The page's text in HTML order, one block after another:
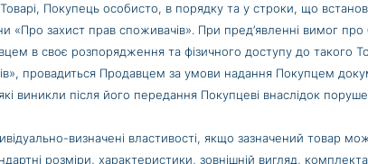
Покупець особисто, в порядку та у строки, що
захист прав споживачів». При пред’явленні вимог
в своє розпорядження та фізичного доступу до такого
провадиться Продавцем за умови надання Покупцем
виникли після його передання Покупцеві внаслідок
визначені властивості, якщо зазначений товар
розміри, характеристики, зовнішній вигляд,